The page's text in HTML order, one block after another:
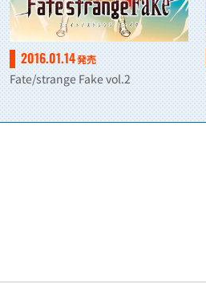
2016.01.14発売
Fate/strange Fake vol.2